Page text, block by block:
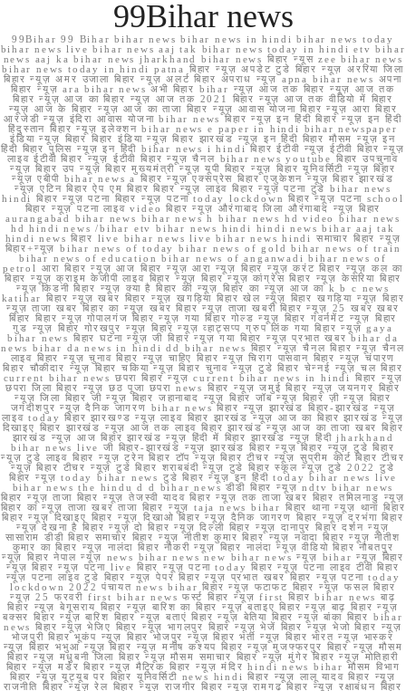
99Bihar news
99Bihar 99 Bihar bihar news bihar news in hindi bihar news today
bihar news live bihar news aaj tak bihar news today in hindi etv bihar
news aaj ka bihar news jharkhand bihar news बिहार न्यूस zee bihar news
bihar news today in hindi patna बिहार न्यूज़ अपडेट टुडे बिहार न्यूज़ अररिया जिला
बिहार न्यूज़ अमर उजाला बिहार न्यूज़ अलर्ट बिहार अपराध न्यूज़ apna bihar news अपना
बिहार न्यूज़ ara bihar news अभी बिहार bihar न्यूज़ आज तक बिहार न्यूज़ आज तक
बिहार न्यूज़ आज का बिहार न्यूज़ आज तक 2021 बिहार न्यूज़ आज तक वीडियो में बिहार
न्यूज़ आज के बिहार न्यूज़ आज का ताजा बिहार न्यूज़ आवास योजना बिहार न्यूज़ आरा बिहार
आरजेडी न्यूज़ इंदिरा आवास योजना bihar news बिहार न्यूज़ इन हिंदी बिहार न्यूज़ इन हिंदी
हिंदुस्तान बिहार न्यूज़ इलेक्शन bihar news e paper in hindi bihar newspaper
इंडिया न्यूज़ बिहार बिहार इंडिया न्यूज़ बिहार झारखंड न्यूज़ इन हिंदी बिहार मौसम न्यूज़ इन
हिंदी बिहार पुलिस न्यूज़ इन हिंदी bihar news i hindi बिहार ईटीवी न्यूज़ ईटीवी बिहार न्यूज़
लाइव ईटीवी बिहार न्यूज़ ईटीवी बिहार न्यूज़ चैनल bihar news youtube बिहार उपचुनाव
न्यूज़ बिहार उप न्यूज़ बिहार मुख्यमंत्री न्यूज़ यूपी बिहार न्यूज़ बिहार यूनिवर्सिटी न्यूज़ बिहार
न्यूज़ एबीपी bihar news a बिहार न्यूज़ एक्सप्रेस बिहार एजुकेशन न्यूज़ बिहार झारखंड
न्यूज़ एटिन बिहार ऐप एम बिहार बिहार न्यूज़ लाइव बिहार न्यूज़ पटना टुडे bihar news
hindi बिहार न्यूज़ पटना बिहार न्यूज़ पटना today lockdown बिहार न्यूज़ पटना school
बिहार न्यूज़ पटना लाइव video बिहार न्यूज़ औरंगाबाद जिला औरंगाबाद न्यूज़ बिहार
aurangabad bihar news bihar news h bihar news hd video bihar news
hd hindi news /bihar etv bihar news hindi hindi news bihar aaj tak
hindi news बिहार live bihar news live bihar news hindi समाचार बिहार न्यूज़
बिहार+न्यूज़ bihar news of today bihar news of gold bihar news of train
bihar news of education bihar news of anganwadi bihar news of
petrol आरा बिहार न्यूज़ आज बिहार न्यूज़ आरा न्यूज़ बिहार न्यूज़ करंट बिहार न्यूज़ कल का
बिहार न्यूज़ क्राइम केजीपी लाइव बिहार न्यूज़ बिहार न्यूज़ कांग्रेस बिहार न्यूज़ केसरिया बिहार
न्यूज़ किडनी बिहार न्यूज़ क्या है बिहार की न्यूज़ बिहार का न्यूज़ आज का k b c news
katihar बिहार न्यूज़ खबर बिहार न्यूज़ खगड़िया बिहार खेल न्यूज़ बिहार खगड़िया न्यूज़ बिहार
न्यूज़ ताजा खबर बिहार का न्यूज़ खबर बिहार न्यूज़ ताजा खबरी बिहार न्यूज़ 25 खबर खबर
बिहार बिहार न्यूज़ गोपालगंज बिहार न्यूज़ गया बिहार गोल्ड न्यूज़ बिहार गवर्नमेंट न्यूज़ बिहार
गुड न्यूज़ बिहार गोरखपुर न्यूज़ बिहार न्यूज़ व्हाट्सप्प ग्रुप लिंक गया बिहार न्यूज़ gaya
bihar news बिहार घटना न्यूज़ जी बिहार न्यूज़ गया बिहार न्यूज़ प्रभात खबर bihar da
news bihar da news in hindi dd bihar news बिहार न्यूज़ चैनल बिहार न्यूज़ चैनल
लाइव बिहार न्यूज़ चुनाव बिहार न्यूज़ चाहिए बिहार न्यूज़ चिराग पासवान बिहार न्यूज़ चंपारण
बिहार चौकीदार न्यूज़ बिहार चकिया न्यूज़ बिहार चुनाव न्यूज़ टुडे बिहार चेन्नई न्यूज़ चल बिहार
current bihar news छपरा बिहार न्यूज़ current bihar news in hindi बिहार न्यूज़
छपरा जिला बिहार न्यूज़ छठ पूजा छपरा news बिहार न्यूज़ जमुई बिहार न्यूज़ जयनगर बिहार
न्यूज़ जिला बिहार जी न्यूज़ बिहार जहानाबाद न्यूज़ बिहार जॉब न्यूज़ बिहार ज़ी न्यूज़ बिहार
जगदीशपुर न्यूज़ दैनिक जागरण bihar news बिहार न्यूज़ झारखंड बिहार-झारखंड न्यूज़
लाइव today बिहार झारखण्ड न्यूज़ लाइव बिहार झारखंड न्यूज़ आज का बिहार झारखंड न्यूज़
दिखाइए बिहार झारखंड न्यूज़ आज तक लाइव बिहार झारखंड न्यूज़ आज का ताजा खबर बिहार
झारखंड न्यूज़ आज बिहार झारखंड न्यूज़ हिंदी में बिहार झारखंड न्यूज़ हिंदी jharkhand
bihar news live जी बिहार-झारखंड न्यूज़ झारखंड बिहार न्यूज़ बिहार न्यूज़ टुडे बिहार
न्यूज़ टुडे लाइव बिहार न्यूज़ ट्रेन बिहार टॉप न्यूज़ बिहार टीचर न्यूज़ सुप्रीम कोर्ट बिहार टीचर
न्यूज़ बिहार टीचर न्यूज़ टुडे बिहार शराबबंदी न्यूज़ टुडे बिहार स्कूल न्यूज़ टुडे 2022 टुडे
बिहार न्यूज़ today bihar news टुडे बिहार न्यूज़ इन हिंदी today bihar news live
bihar news the hindu d d bihar news डीडी बिहार न्यूज़ ndtv bihar news
बिहार न्यूज़ ताजा बिहार न्यूज़ तेजस्वी यादव बिहार न्यूज़ तक ताजा खबर बिहार तमिलनाडु न्यूज़
बिहार का न्यूज़ ताजा खबर ताजा बिहार न्यूज़ taja news bihar बिहार थाना न्यूज़ थाना बिहार
बिहार न्यूज़ दिखाइए बिहार न्यूज़ दिखाओ बिहार न्यूज़ दैनिक जागरण बिहार न्यूज़ दरभंगा बिहार
न्यूज़ देखना है बिहार न्यूज़ दो बिहार न्यूज़ दिल्ली बिहार न्यूज़ दानापुर बिहार दर्शन न्यूज़
सासाराम डीडी बिहार समाचार बिहार न्यूज़ नीतीश कुमार बिहार न्यूज़ नवादा बिहार न्यूज़ नीतीश
कुमार का बिहार न्यूज़ नालंदा बिहार नौकरी न्यूज़ बिहार नालंदा न्यूज़ वीडियो बिहार नौबतपुर
न्यूज़ बिहार नेपाल न्यूज़ news bihar news new bihar news न्यूज़ bihar न्यूज़ बिहार
न्यूज़ बिहार न्यूज़ पटना live बिहार न्यूज़ पटना today बिहार न्यूज़ पटना लाइव टीवी बिहार
न्यूज़ पटना लाइव टुडे बिहार न्यूज़ पेपर बिहार न्यूज़ प्रभात खबर बिहार न्यूज़ पटना today
lockdown 2022 पंचायत news bihar बिहार न्यूज़ फटाफट बिहार न्यूज़ फसल बिहार
न्यूज़ 25 फरवरी first bihar news फर्स्ट बिहार न्यूज़ first बिहार bihar news बाढ़
बिहार न्यूज़ बेगूसराय बिहार न्यूज़ बारिश का बिहार न्यूज़ बताइए बिहार न्यूज़ बाढ़ बिहार न्यूज़
बक्सर बिहार न्यूज़ बारिश बिहार न्यूज़ बताएं बिहार न्यूज़ बेतिया बिहार न्यूज़ बांका बिहार bihar
news बिहार न्यूज़ भेजिए बिहार न्यूज़ भागलपुर बिहार न्यूज़ भेजें बिहार न्यूज़ भेजो बिहार न्यूज़
भोजपुरी बिहार भूकंप न्यूज़ बिहार भोजपुर न्यूज़ बिहार भर्ती न्यूज़ बिहार भारत न्यूज़ भास्कर
न्यूज़ बिहार भभुआ न्यूज़ बिहार न्यूज़ मनीष कश्यप बिहार न्यूज़ मुजफ्फरपुर बिहार न्यूज़ मौसम
बिहार न्यूज़ मधुबनी जिला बिहार न्यूज़ मौसम समाचार बिहार न्यूज़ मुंगेर बिहार न्यूज़ मोतिहारी
बिहार न्यूज़ मर्डर बिहार न्यूज़ मैट्रिक बिहार न्यूज़ मंदिर hindi news bihar मौसम विभाग
बिहार न्यूज़ यूट्यूब पर बिहार यूनिवर्सिटी news hindi बिहार न्यूज़ लालू यादव बिहार न्यूज़
राजनीति बिहार न्यूज़ रेल बिहार न्यूज़ राजगीर बिहार न्यूज़ रामगढ़ बिहार न्यूज़ रक्षाबंधन बिहार